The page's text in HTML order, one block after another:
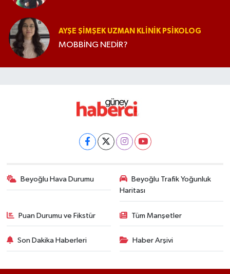
AYŞE ŞIMŞEK UZMAN KLINIK PSIKOLOG
MOBBİNG NEDİR?
Beyoğlu Hava Durumu
Beyoğlu Trafik Yoğunluk
Haritası
Puan Durumu ve Fikstür Tüm Manşetler
Son Dakika Haberleri Haber Arşivi